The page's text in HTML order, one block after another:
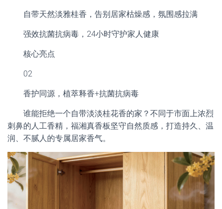
自带天然淡雅桂香，告别居家枯燥感，氛围感拉满
强效抗菌抗病毒，24小时守护家人健康
核心亮点
02
香护同源，植萃释香+抗菌抗病毒
谁能拒绝一个自带淡淡桂花香的家？不同于市面上浓烈
刺鼻的人工香精，福湘真香板坚守自然质感，打造持久、温
润、不腻人的专属居家香气。